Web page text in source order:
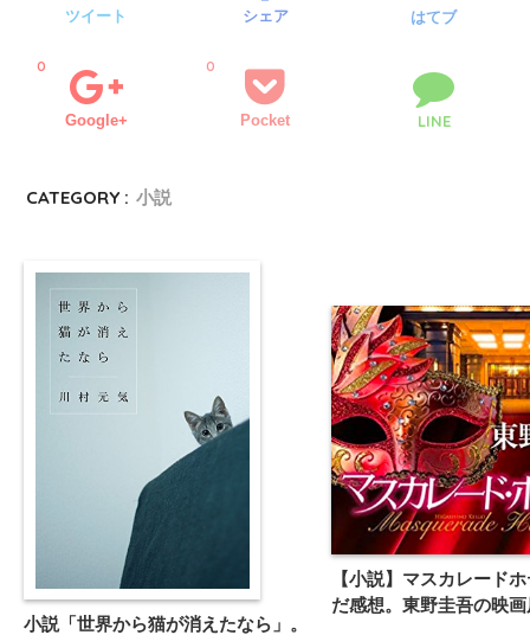
ツイート シェア はてブ
Google+
0
Pocket
0
LINE
CATEGORY : 小説
小説「世界から猫が消えたなら」。
【小説】マスカレード
だ感想。東野圭吾の映